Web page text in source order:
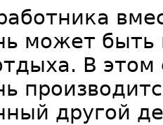
может быть
В
другой